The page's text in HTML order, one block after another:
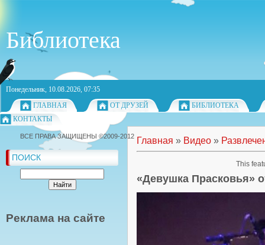
Библиотека
Понедельник, 10.08.2026, 07:35
ГЛАВНАЯ
ОТ ДРУЗЕЙ
БИБЛИОТЕКА
КОНТАКТЫ
ПОИСК
Реклама на сайте
Главная » Видео »
«Девушка Прасковья»
ВСЕ ПРАВА ЗАЩИЩЕНЫ ©2009-2012
This